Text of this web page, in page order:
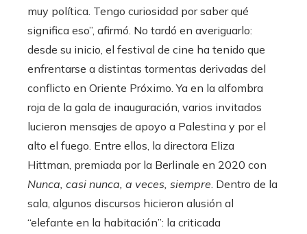
muy política. Tengo curiosidad por saber qué
significa eso”, afirmó. No tardó en averiguarlo:
desde su inicio, el festival de cine ha tenido que
enfrentarse a distintas tormentas derivadas del
conflicto en Oriente Próximo. Ya en la alfombra
roja de la gala de inauguración, varios invitados
lucieron mensajes de apoyo a Palestina y por el
alto el fuego. Entre ellos, la directora Eliza
Hittman, premiada por la Berlinale en 2020 con
Nunca, casi nunca, a veces, siempre. Dentro de la
sala, algunos discursos hicieron alusión al
“elefante en la habitación”: la criticada